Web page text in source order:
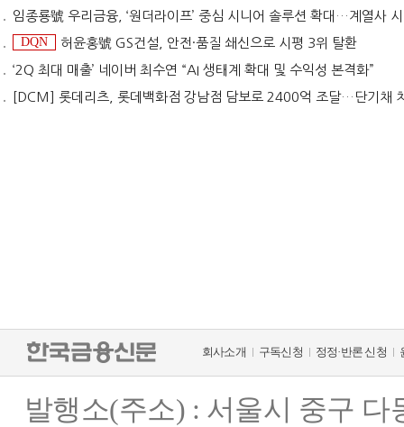
임종룡號 우리금융, ‘원더라이프’ 중심 시니어 솔루션 확대…계열사 시너지 '관건' [금융 시니어 비즈니
DQN
허윤홍號 GS건설, 안전·품질 쇄신으로 시평 3위 탈환
‘2Q 최대 매출’ 네이버 최수연 “AI 생태계 확대 및 수익성 본격화”
[DCM] 롯데리츠, 롯데백화점 강남점 담보로 2400억 조달…단기채
회사소개 구독신청 정정·반론 신청
발행소(주소) : 서울시 중구